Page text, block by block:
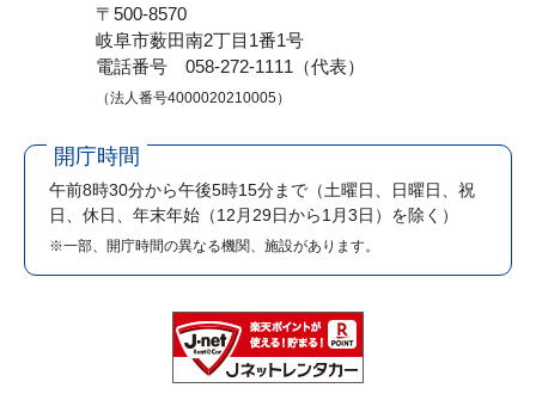
〒500-8570
岐阜市薮田南2丁目1番1号
電話番号 058-272-1111（代表）
（法人番号4000020210005）
開庁時間
午前8時30分から午後5時15分まで （土曜日、日曜日、祝
日、休日、年末年始（12月29日から1月3日）を除く）
※一部、開庁時間の異なる機関、施設があります。